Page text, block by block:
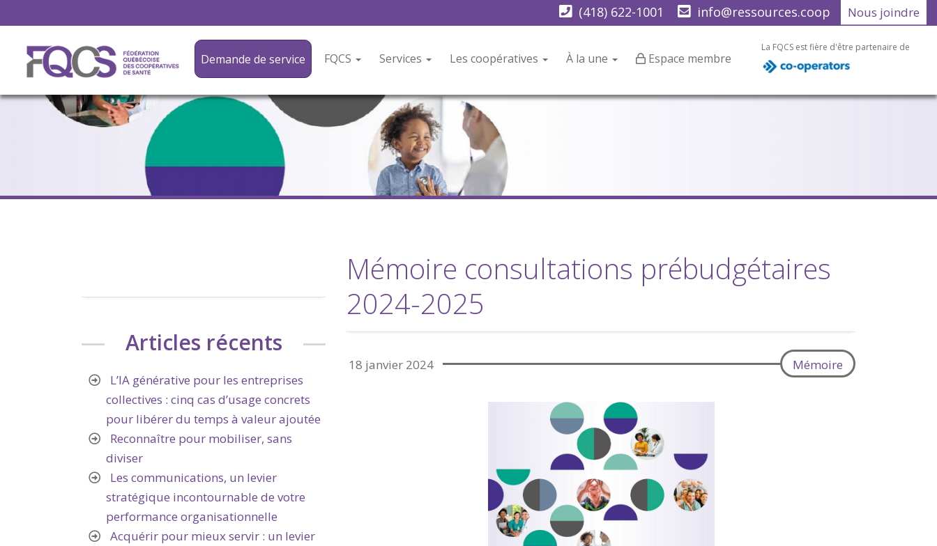
Nous joindre
info@ressources.coop
(418) 622-1001
Demande de service FQCS Services Les coopératives À la une Espace membre
La FQCS est fière d'être partenaire de
Mémoire consultations prébudgétaires
2024-2025
Mémoire
18 janvier 2024
Articles récents
L’IA générative pour les entreprises
collectives : cinq cas d’usage concrets
pour libérer du temps à valeur ajoutée
Reconnaître pour mobiliser, sans
diviser
Les communications, un levier
stratégique incontournable de votre
performance organisationnelle
Acquérir pour mieux servir : un levier